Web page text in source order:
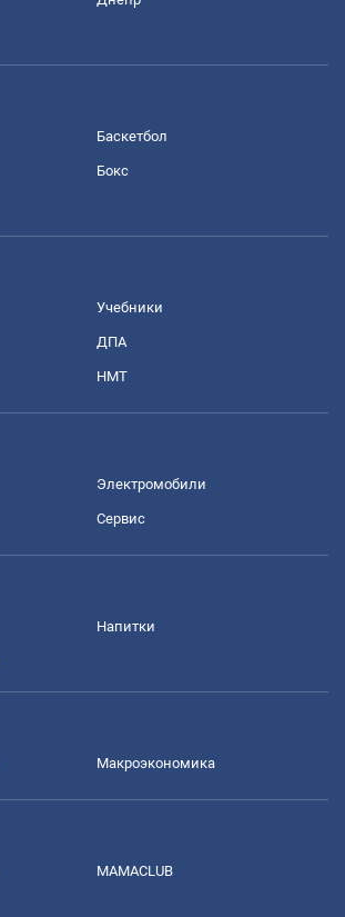
Баскетбол
Бокс
Учебники
ДПА
НМТ
Электромобили
Сервис
Напитки
Mакроэкономика
MAMACLUB